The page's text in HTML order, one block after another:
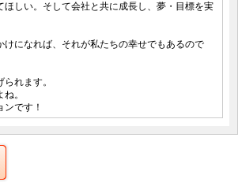
しい。そして会社と共に成長し、夢・目標を実
になれば、それが私たちの幸せでもあるので
れます。
。
です！